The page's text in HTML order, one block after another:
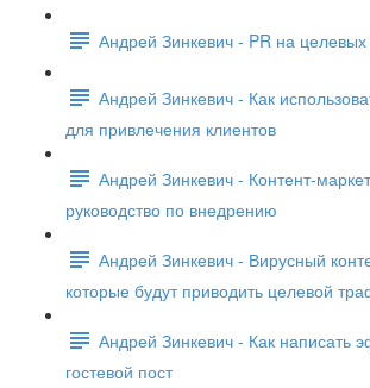
Андрей Зинкевич - PR на целевых
Андрей Зинкевич - Как
для привлечения клиентов
Андрей Зинкевич - Контент-
руководство по внедрению
Андрей Зинкевич - Вирусный
которые будут приводить целевой
Андрей Зинкевич - Как написать
гостевой пост